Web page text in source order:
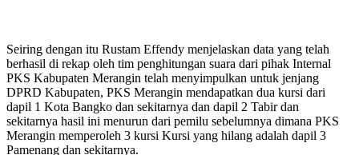
Seiring dengan itu Rustam Effendy menjelaskan data yang telah
berhasil di rekap oleh tim penghitungan suara dari pihak Internal
PKS Kabupaten Merangin telah menyimpulkan untuk jenjang
DPRD Kabupaten, PKS Merangin mendapatkan dua kursi dari
dapil 1 Kota Bangko dan sekitarnya dan dapil 2 Tabir dan
sekitarnya hasil ini menurun dari pemilu sebelumnya dimana PKS
Merangin memperoleh 3 kursi Kursi yang hilang adalah dapil 3
Pamenang dan sekitarnya.